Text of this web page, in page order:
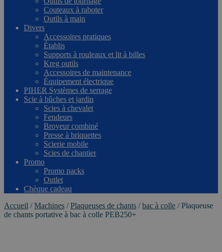
Couteaux à raboter
Outils à main
Divers
Accessoires pratiques
Établis
Supports à rouleaux et lit à billes
Kreg outils
Accessoires de maintenance
Équipement électrique
PIHER Systèmes de serrage
Scie à bûches et jardin
Scies à chevalet
Fendeurs
Broyeur combiné
Presse à briquettes
Scierie mobile
Scies de chantier
Promo
Promo packs
Outlet
Chèque cadeau
Accueil /Machines /Plaqueuses de chants /bac à colle /Plaqueuse
de chants portative à bac à colle PEB250+